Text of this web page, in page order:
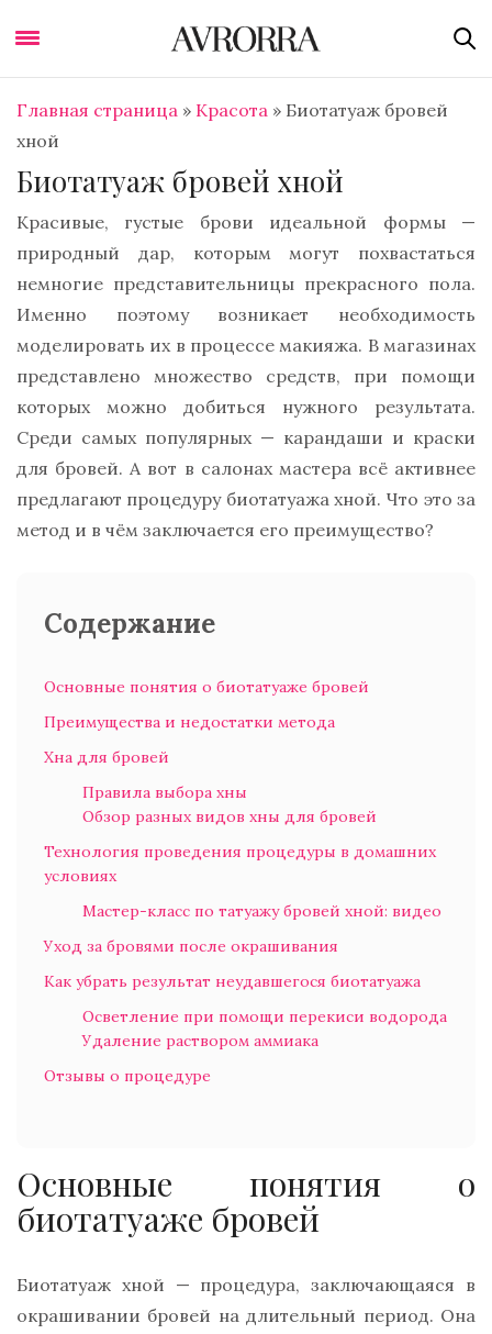
Главная страница » Красота » Биотатуаж бровей
хной
Биотатуаж бровей хной
Красивые, густые брови идеальной формы —
природный дар, которым могут похвастаться
немногие представительницы прекрасного пола.
Именно поэтому возникает необходимость
моделировать их в процессе макияжа. В магазинах
представлено множество средств, при помощи
которых можно добиться нужного результата.
Среди самых популярных — карандаши и краски
для бровей. А вот в салонах мастера всё активнее
предлагают процедуру биотатуажа хной. Что это за
метод и в чём заключается его преимущество?
Содержание
Основные понятия о биотатуаже бровей
Преимущества и недостатки метода
Хна для бровей
Правила выбора хны
Обзор разных видов хны для бровей
Технология проведения процедуры в домашних
условиях
Мастер-класс по татуажу бровей хной: видео
Уход за бровями после окрашивания
Как убрать результат неудавшегося биотатуажа
Осветление при помощи перекиси водорода
Удаление раствором аммиака
Отзывы о процедуре
Основные понятия о
биотатуаже бровей
Биотатуаж хной — процедура, заключающаяся в
окрашивании бровей на длительный период. Она